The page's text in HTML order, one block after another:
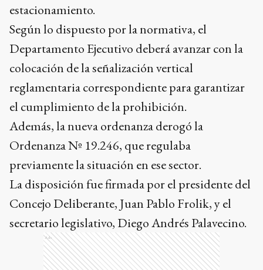
estacionamiento.
Según lo dispuesto por la normativa, el
Departamento Ejecutivo deberá avanzar con la
colocación de la señalización vertical
reglamentaria correspondiente para garantizar
el cumplimiento de la prohibición.
Además, la nueva ordenanza derogó la
Ordenanza Nº 19.246, que regulaba
previamente la situación en ese sector.
La disposición fue firmada por el presidente del
Concejo Deliberante, Juan Pablo Frolik, y el
secretario legislativo, Diego Andrés Palavecino.
Ads